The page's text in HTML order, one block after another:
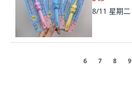
8/11 星期二
6 7 8 9